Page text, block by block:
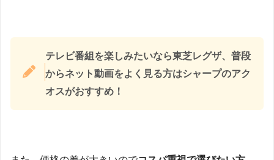
テレビ番組を楽しみたいなら東芝レグザ、普段
からネット動画をよく見る方はシャープのアク
オスがおすすめ！